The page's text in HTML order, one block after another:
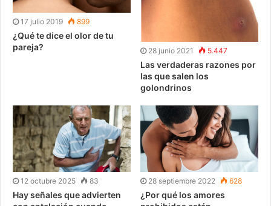
17 julio 2019 899
¿Qué te dice el olor de tu
pareja?
28 junio 2021 5.447
Las verdaderas razones por
las que salen los
golondrinos
12 octubre 2025 83
Hay señales que advierten
28 septiembre 2022 628
¿Por qué los amores